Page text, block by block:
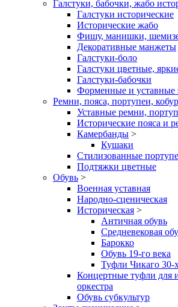
Галстуки, бабочки, жабо
Галстуки исторические
Исторические жабо
Фишу, манишки,
Декоративные манжеты
Галстуки-боло
Галстуки цветные,
Галстуки-бабочки
Форменные и уставные
Ремни, пояса, портупеи,
Уставные ремни,
Исторические пояса и
Камербанды >
Кушаки
Стилизованные
Подтяжки цветные
Обувь >
Военная уставная
Народно-сценическая
Историческая >
Античная обувь
Средневековая
Барокко
Обувь 19-го века
Туфли Чикаго 30-
Концертные туфли для
оркестра
Обувь субкультур